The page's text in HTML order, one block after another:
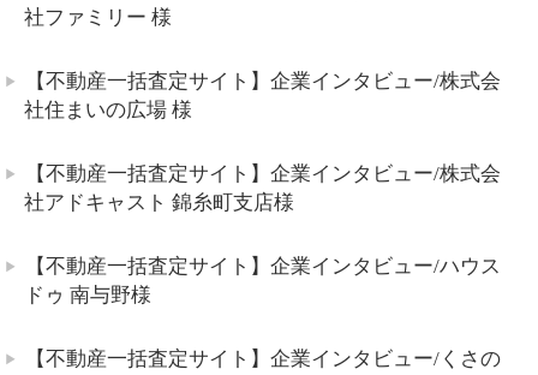
社ファミリー 様
【不動産一括査定サイト】企業インタビュー/株式会
社住まいの広場 様
【不動産一括査定サイト】企業インタビュー/株式会
社アドキャスト 錦糸町支店様
【不動産一括査定サイト】企業インタビュー/ハウス
ドゥ 南与野様
【不動産一括査定サイト】企業インタビュー/くさの